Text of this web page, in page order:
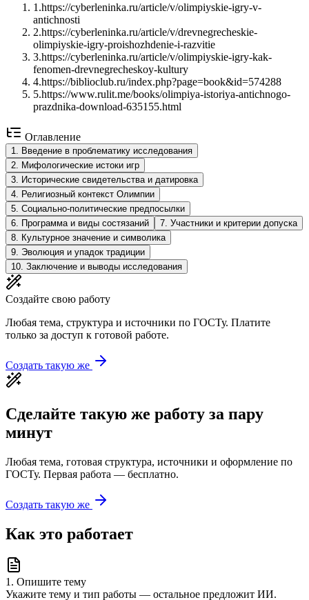
1 .https://cyberleninka.ru/article/v/olimpiyskie-igry-v-
antichnosti
2.https://cyberleninka.ru/article/v/drevnegrecheskie-
olimpiyskie-igry-proishozhdenie-i-razvitie
3.https://cyberleninka.ru/article/v/olimpiyskie-igry-kak-
fenomen-drevnegrecheskoy-kultury
4.https://biblioclub.ru/index.php?page=book&id=574288
5.https://www.rulit.me/books/olimpiya-istoriya-antichnogo-
prazdnika-download-635155.html
Оглавление
1
Введение в проблематику исследования
2
Мифологические истоки игр
3
Исторические свидетельства и датировка
4
Религиозный контекст Олимпии
5 Социально-политические предпосылки
6
Программа и виды состязаний 7 Участники и критерии допуска
8
Культурное значение и символика
9 Эволюция и упадок традиции
10 Заключение и выводы исследования
Создайте свою работу
Любая тема, структура и источники по ГОСТу. Платите
только за доступ к готовой работе.
Создать такую же
Сделайте такую же работу за пару
минут
Любая тема, готовая структура, источники и оформление по
ГОСТу. Первая работа — бесплатно.
Создать такую же
Как это работает
1. Опишите тему
Укажите тему и тип работы — остальное предложит ИИ.